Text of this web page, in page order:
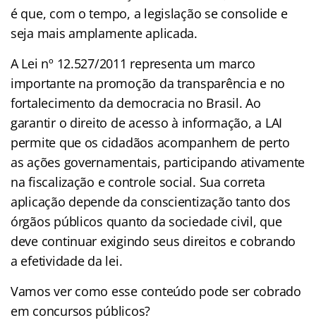
é que, com o tempo, a legislação se consolide e
seja mais amplamente aplicada.
A Lei nº 12.527/2011 representa um marco
importante na promoção da transparência e no
fortalecimento da democracia no Brasil. Ao
garantir o direito de acesso à informação, a LAI
permite que os cidadãos acompanhem de perto
as ações governamentais, participando ativamente
na fiscalização e controle social. Sua correta
aplicação depende da conscientização tanto dos
órgãos públicos quanto da sociedade civil, que
deve continuar exigindo seus direitos e cobrando
a efetividade da lei.
Vamos ver como esse conteúdo pode ser cobrado
em concursos públicos?